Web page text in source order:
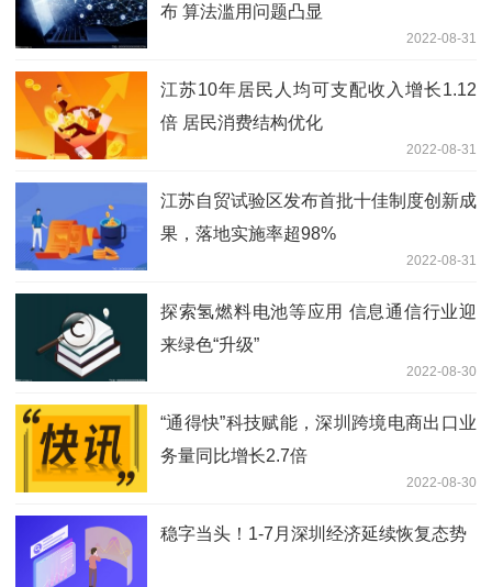
布 算法滥用问题凸显
2022-08-31
江苏10年居民人均可支配收入增长1.12
倍 居民消费结构优化
2022-08-31
江苏自贸试验区发布首批十佳制度创新成
果，落地实施率超98%
2022-08-31
探索氢燃料电池等应用 信息通信行业迎
来绿色“升级”
2022-08-30
“通得快”科技赋能，深圳跨境电商出口业
务量同比增长2.7倍
2022-08-30
稳字当头！1-7月深圳经济延续恢复态势